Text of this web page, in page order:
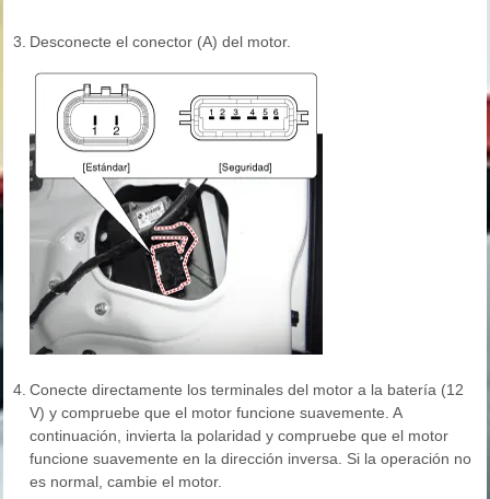
3. Desconecte el conector (A) del motor.
4. Conecte directamente los terminales del motor a la batería (12
V) y compruebe que el motor funcione suavemente. A
continuación, invierta la polaridad y compruebe que el motor
funcione suavemente en la dirección inversa. Si la operación no
es normal, cambie el motor.